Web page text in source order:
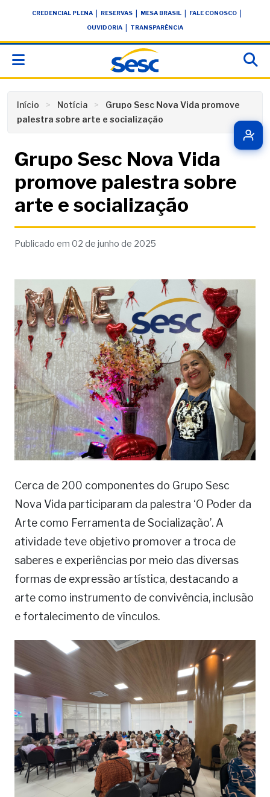
conteúdoCREDENCIAL PLENA RESERVAS MESA BRASIL FALE CONOSCO
OUVIDORIA TRANSPARÊNCIA
Início Notícia
Grupo Sesc Nova Vida promove
palestra sobre arte e socialização
Grupo Sesc Nova Vida
promove palestra sobre
arte e socialização
Publicado em 02 de junho de 2025
Cerca de 200 componentes do Grupo Sesc
Nova Vida participaram da palestra ‘O Poder da
Arte como Ferramenta de Socialização’. A
atividade teve objetivo promover a troca de
saberes e experiências por meio das diversas
formas de expressão artística, destacando a
arte como instrumento de convivência, inclusão
e fortalecimento de vínculos.